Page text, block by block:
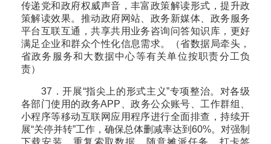
传递党和政府权威声音，丰富政策解读形式，提升政
策解读效果。推动政府网站、政务新媒体、政务服务
平台互联互通，共享共用业务咨询问答知识库，更好
满足企业和群众个性化信息需求。（省数据局牵头，
省政务服务和大数据中心等有关单位按职责分工负
责）
37．开展“指尖上的形式主义”专项整治。对各级
各部门使用的政务APP、政务公众账号、工作群组、
小程序等移动互联网应用程序进行全面排查，持续开
展“关停并转”工作，确保总体删减率达到60%。对强制
下载安装、重复索取数据、随意摊派任务、打卡签